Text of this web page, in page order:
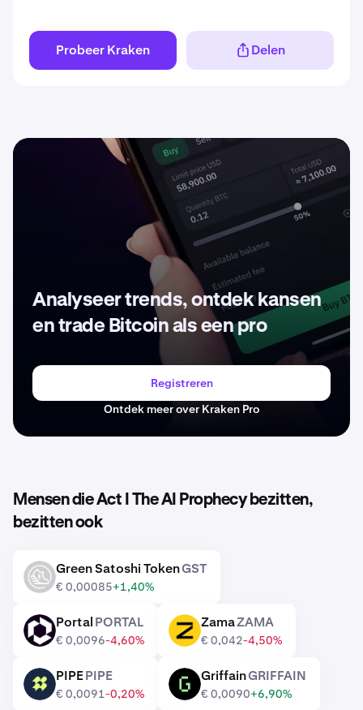
Probeer Kraken Delen
Analyseer trends, ontdek kansen
en trade Bitcoin als een pro
Registreren
Ontdek meer over Kraken Pro
Mensen die Act I The AI Prophecy bezitten,
bezitten ook
GST Green Satoshi TokenGST
€ 0,00085+1,40%
PORTAL PortalPORTAL
€ 0,0096-4,60%
ZAMA ZamaZAMA
€ 0,042-4,50%
PIPE PIPEPIPE
€ 0,0091-0,20%
GRIFFAIN GriffainGRIFFAIN
€ 0,0090+6,90%